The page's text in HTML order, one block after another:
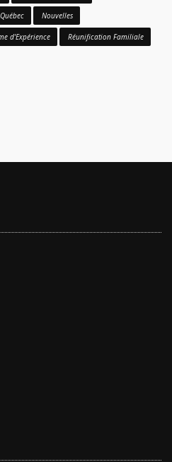
Nouvelles
d'Expérience Réunification Familiale